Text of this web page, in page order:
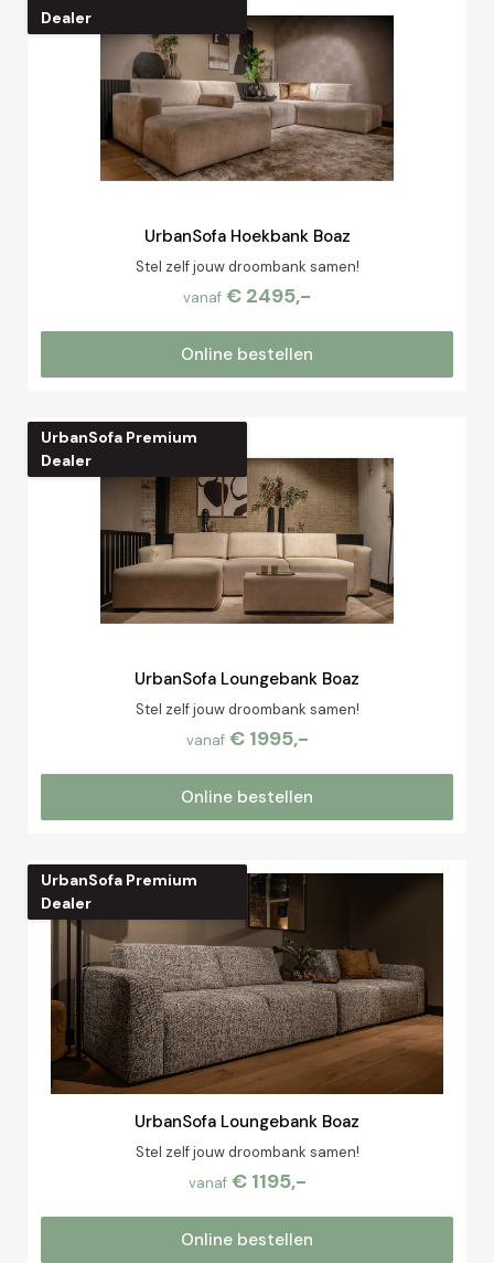
Dealer
UrbanSofa Hoekbank Boaz
Stel zelf jouw droombank samen!
vanaf € 2495,-
Online bestellen
UrbanSofa Premium
Dealer
UrbanSofa Loungebank Boaz
Stel zelf jouw droombank samen!
vanaf € 1995,-
Online bestellen
UrbanSofa Premium
Dealer
UrbanSofa Loungebank Boaz
Stel zelf jouw droombank samen!
vanaf € 1195,-
Online bestellen